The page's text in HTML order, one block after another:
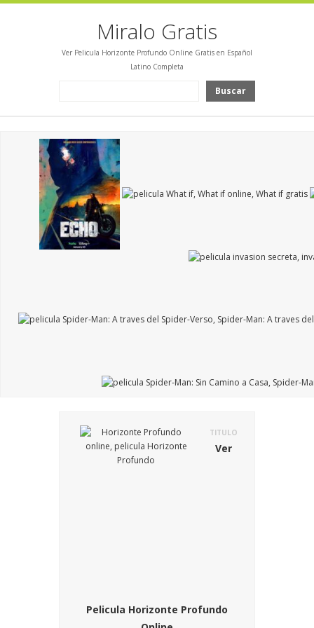
Miralo Gratis
Ver Pelicula Horizonte Profundo Online Gratis en Español
Latino Completa
Buscar
TITULO
Ver
Pelicula Horizonte Profundo